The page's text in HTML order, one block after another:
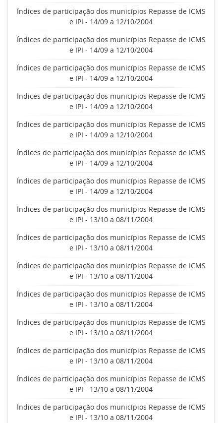
Índices de participação dos municípios Repasse de ICMS
e IPI - 14/09 a 12/10/2004
Índices de participação dos municípios Repasse de ICMS
e IPI - 14/09 a 12/10/2004
Índices de participação dos municípios Repasse de ICMS
e IPI - 14/09 a 12/10/2004
Índices de participação dos municípios Repasse de ICMS
e IPI - 14/09 a 12/10/2004
Índices de participação dos municípios Repasse de ICMS
e IPI - 14/09 a 12/10/2004
Índices de participação dos municípios Repasse de ICMS
e IPI - 14/09 a 12/10/2004
Índices de participação dos municípios Repasse de ICMS
e IPI - 14/09 a 12/10/2004
Índices de participação dos municípios Repasse de ICMS
e IPI - 13/10 a 08/11/2004
Índices de participação dos municípios Repasse de ICMS
e IPI - 13/10 a 08/11/2004
Índices de participação dos municípios Repasse de ICMS
e IPI - 13/10 a 08/11/2004
Índices de participação dos municípios Repasse de ICMS
e IPI - 13/10 a 08/11/2004
Índices de participação dos municípios Repasse de ICMS
e IPI - 13/10 a 08/11/2004
Índices de participação dos municípios Repasse de ICMS
e IPI - 13/10 a 08/11/2004
Índices de participação dos municípios Repasse de ICMS
e IPI - 13/10 a 08/11/2004
Índices de participação dos municípios Repasse de ICMS
e IPI - 13/10 a 08/11/2004